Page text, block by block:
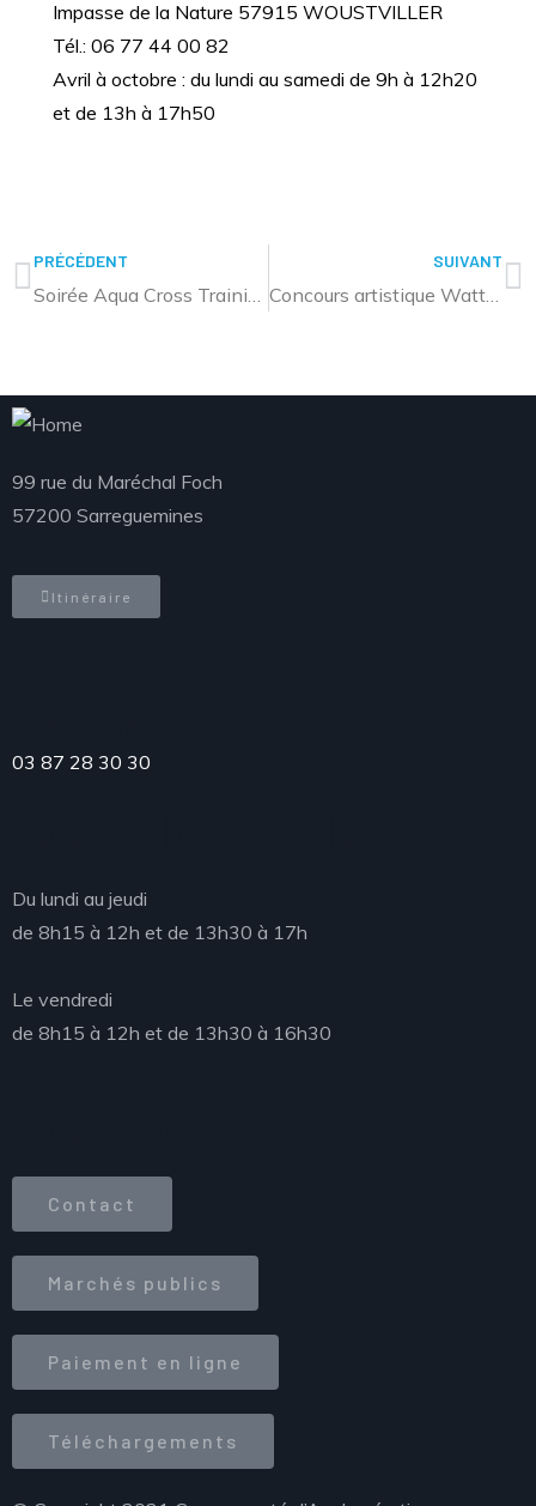
Impasse de la Nature 57915 WOUSTVILLER
Tél.: 06 77 44 00 82
Avril à octobre : du lundi au samedi de 9h à 12h20
et de 13h à 17h50
PRÉCÉDENT
Soirée Aqua Cross Training à Sarralbe
SUIVANT
Concours artistique Watty : on compte sur vos votes !
99 rue du Maréchal Foch
57200 Sarreguemines
Itinéraire
03 87 28 30 30
Du lundi au jeudi
de 8h15 à 12h et de 13h30 à 17h
Le vendredi
de 8h15 à 12h et de 13h30 à 16h30
Contact
Marchés publics
Paiement en ligne
Téléchargements